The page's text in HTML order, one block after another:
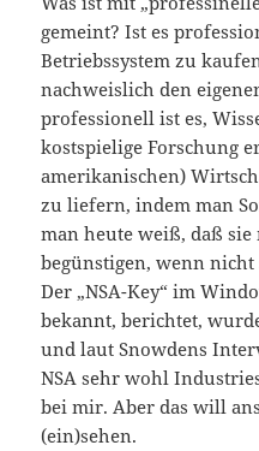
gemeint? Ist es
Betriebssystem zu
nachweislich den
professionell ist es,
kostspielige Forschung
amerikanischen)
zu liefern, indem man
man heute weiß, daß
begünstigen, wenn
Der „NSA-Key“ im
bekannt, berichtet,
und laut Snowdens
NSA sehr wohl
bei mir. Aber das will
(ein)sehen.